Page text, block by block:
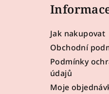
Jak nakupovat
Obchodní
Podmínky
údajů
Moje